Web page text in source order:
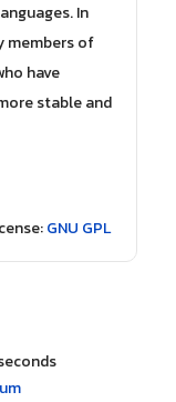
In
members of
have
stable and
GNU GPL